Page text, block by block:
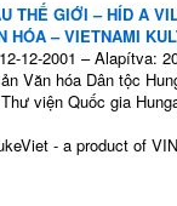
THẾ GIỚI – HÍD A
HÓA – VIETNAMI
12-2001 – Alapítva:
Văn hóa Dân tộc
viện Quốc gia
- a product of